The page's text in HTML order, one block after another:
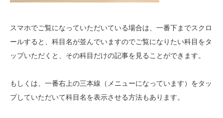
スマホでご覧になっていただいている場合は、一番下までスクロ
ールすると、科目名が並んでいますのでご覧になりたい科目をタ
ップいただくと、その科目だけの記事を見ることができます。
もしくは、一番右上の三本線（メニューになっています）をタッ
プしていただいて科目名を表示させる方法もあります。